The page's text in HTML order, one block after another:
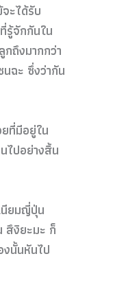
ะได้รับ
รู้จักกันใน
ถึงมากกว่า
ฉะ ซึ่งว่ากัน
ที่มีอยู่ใน
ไปอย่างสิ้น
นียมญี่ปุ่น
สึงิยะมะ ก็
งนั้นหันไป